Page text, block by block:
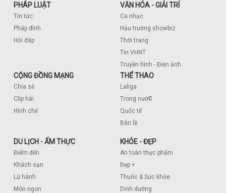
PHÁP LUẬT
Tin tức
Pháp đình
Hỏi đáp
VĂN HÓA - GIẢI TRÍ
Ca nhạc
Hậu trường showbiz
Thời trang
Tin VHNT
Truyền hình - Điện ảnh
CỘNG ĐỒNG MẠNG
Chia sẻ
Clip hài
Hình chế
THỂ THAO
Laliga
Trong nước
Quốc tế
Bên lề
DU LỊCH - ẨM THỰC
Điểm đến
Khách sạn
Lữ hành
Món ngon
KHỎE - ĐẸP
An toàn thực phẩm
Đẹp +
Thuốc & Sức khỏe
Dinh dưỡng